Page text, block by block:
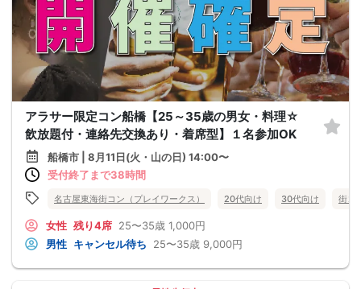
アラサー限定コン船橋【25～35歳の男女・料理☆
飲放題付・連絡先交換あり・着席型】１名参加OK
船橋市 | 8月11日(火・山の日) 14:00〜
受付終了まで38時間
名古屋東海街コン（プレイワークス） 20代向け 30代向け 街コ
女性 残り4席 25〜35歳 1,000円
男性 キャンセル待ち 25〜35歳 9,000円